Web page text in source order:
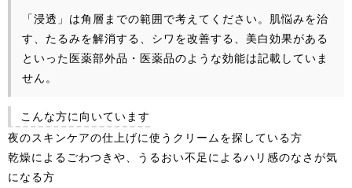
「浸透」は角層までの範囲で考えてください。肌悩みを治
す、たるみを解消する、シワを改善する、美白効果がある
といった医薬部外品・医薬品のような効能は記載していま
せん。
こんな方に向いています
夜のスキンケアの仕上げに使うクリームを探している方
乾燥によるごわつきや、うるおい不足によるハリ感のなさが気
になる方